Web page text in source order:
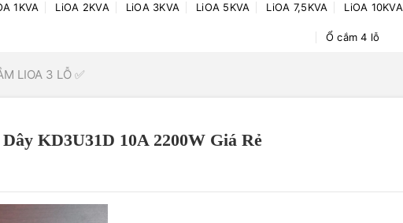
1KVA LiOA 2KVA LiOA 3KVA LiOA 5KVA LiOA 7,5KVA LiOA 10KVA
Ổ cắm 4 lỗ
LIOA 3 LỖ ✅
KD3U31D 10A 2200W Giá Rẻ